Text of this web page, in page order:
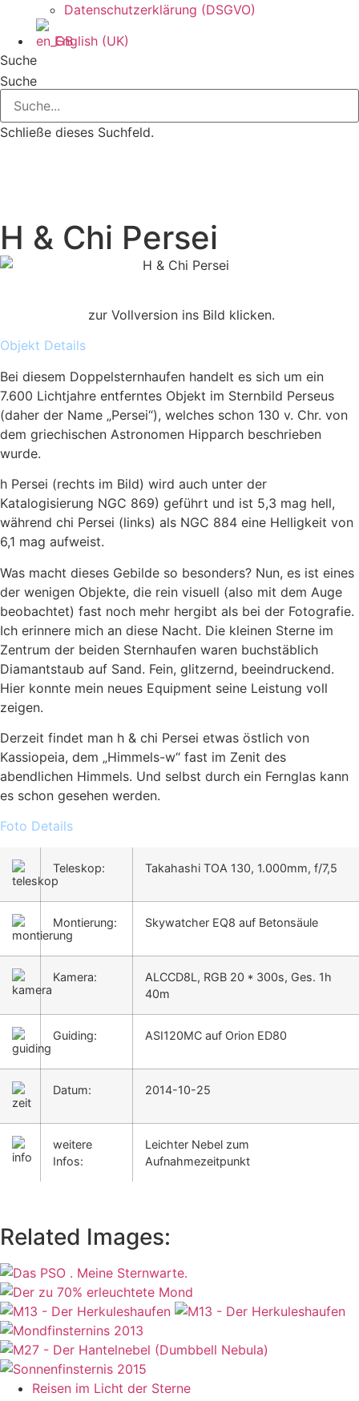
Datenschutzerklärung (DSGVO)
English (UK)
Suche
Suche
Schließe dieses Suchfeld.
H & Chi Persei
zur Vollversion ins Bild klicken.
Objekt Details
Bei diesem Doppelsternhaufen handelt es sich um ein
7.600 Lichtjahre entferntes Objekt im Sternbild Perseus
(daher der Name „Persei“), welches schon 130 v. Chr. von
dem griechischen Astronomen Hipparch beschrieben
wurde.
h Persei (rechts im Bild) wird auch unter der
Katalogisierung NGC 869) geführt und ist 5,3 mag hell,
während chi Persei (links) als NGC 884 eine Helligkeit von
6,1 mag aufweist.
Was macht dieses Gebilde so besonders? Nun, es ist eines
der wenigen Objekte, die rein visuell (also mit dem Auge
beobachtet) fast noch mehr hergibt als bei der Fotografie.
Ich erinnere mich an diese Nacht. Die kleinen Sterne im
Zentrum der beiden Sternhaufen waren buchstäblich
Diamantstaub auf Sand. Fein, glitzernd, beeindruckend.
Hier konnte mein neues Equipment seine Leistung voll
zeigen.
Derzeit findet man h & chi Persei etwas östlich von
Kassiopeia, dem „Himmels-w“ fast im Zenit des
abendlichen Himmels. Und selbst durch ein Fernglas kann
es schon gesehen werden.
Foto Details
Teleskop: Takahashi TOA 130, 1.000mm, f/7,5
Montierung: Skywatcher EQ8 auf Betonsäule
Kamera:
ALCCD8L, RGB 20 * 300s, Ges. 1h
40m
Guiding: ASI120MC auf Orion ED80
Datum: 2014-10-25
weitere
Infos:
Leichter Nebel zum
Aufnahmezeitpunkt
Related Images:
Reisen im Licht der Sterne